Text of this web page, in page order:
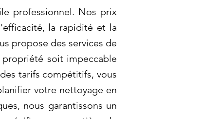
professionnel. Nos prix
la rapidité et la
propose des services de
soit impeccable
tarifs compétitifs, vous
votre nettoyage en
nous garantissons un